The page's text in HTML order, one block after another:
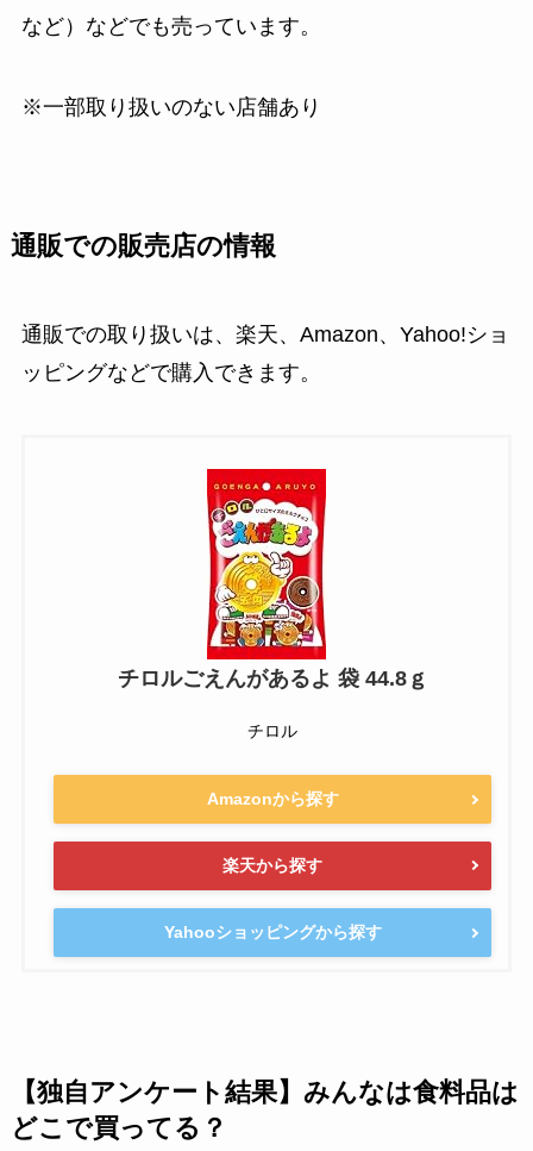
など）などでも売っています。
※一部取り扱いのない店舗あり
通販での販売店の情報
通販での取り扱いは、楽天、Amazon、Yahoo!ショ
ッピングなどで購入できます。
チロルごえんがあるよ 袋 44.8ｇ
チロル
Amazonから探す
楽天から探す
Yahooショッピングから探す
【独自アンケート結果】みんなは食料品は
どこで買ってる？